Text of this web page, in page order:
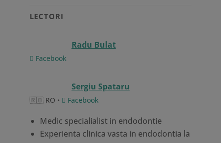
LECTORI
Radu Bulat
Facebook
Sergiu Spataru
🇷🇴 RO • Facebook
Medic specialialist in endodontie
Experienta clinica vasta in endodontia la